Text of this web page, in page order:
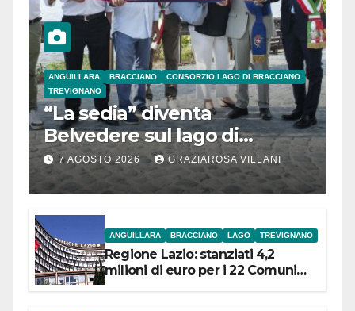
ANGUILLARA BRACCIANO
CONSORZIO LAGO DI BRACCIANO
TREVIGNANO
“La sedia” diventa
Belvedere sul lago di
Bracciano: ieri
l’inaugurazione
7 AGOSTO 2026 GRAZIAROSA VILLANI
ANGUILLARA BRACCIANO LAGO TREVIGNANO
Regione Lazio: stanziati 4,2
milioni di euro per i 22 Comuni